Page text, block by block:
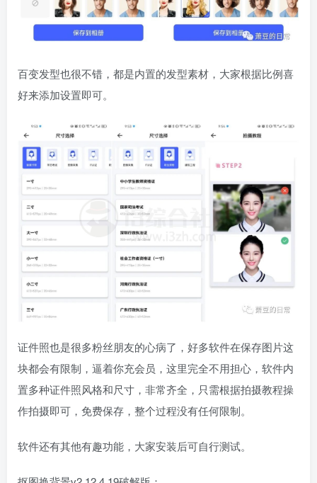
百变发型也很不错，都是内置的发型素材，大家根据比例喜
好来添加设置即可。
证件照也是很多粉丝朋友的心病了，好多软件在保存图片这
块都会有限制，逼着你充会员，这里完全不用担心，软件内
置多种证件照风格和尺寸，非常齐全，只需根据拍摄教程操
作拍摄即可，免费保存，整个过程没有任何限制。
软件还有其他有趣功能，大家安装后可自行测试。